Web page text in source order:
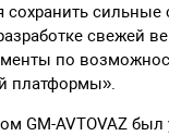
сохранить
свежей
по
платформы».
GM-AVTOVAZ